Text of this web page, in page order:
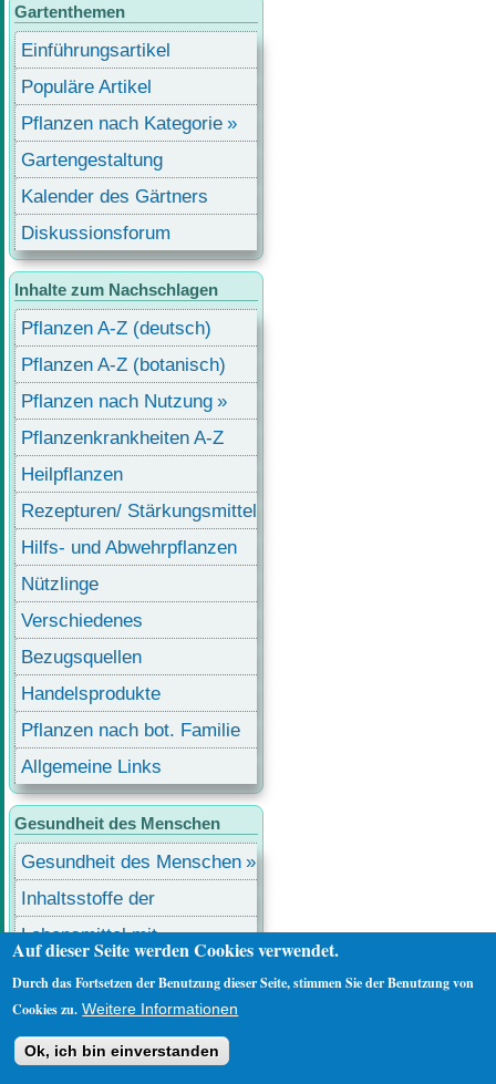
Gartenthemen
Einführungsartikel
Populäre Artikel
Pflanzen nach Kategorie
Gartengestaltung
Kalender des Gärtners
Diskussionsforum
Inhalte zum Nachschlagen
Pflanzen A-Z (deutsch)
Pflanzen A-Z (botanisch)
Pflanzen nach Nutzung
Pflanzenkrankheiten A-Z
Heilpflanzen
Rezepturen/ Stärkungsmittel
Hilfs- und Abwehrpflanzen
Nützlinge
Verschiedenes
Bezugsquellen
Handelsprodukte
Pflanzen nach bot. Familie
Allgemeine Links
Gesundheit des Menschen
Gesundheit des Menschen
Inhaltsstoffe der
Lebensmittel
Lebensmittel mit
Benutzermenü
Anmelden
Auf dieser Seite werden Cookies verwendet.
Durch das Fortsetzen der Benutzung dieser Seite, stimmen Sie der Benutzung von
Cookies zu. Weitere Informationen
Ok, ich bin einverstanden